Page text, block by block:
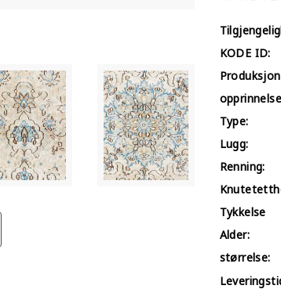
KODE ID:
Type:
Lugg:
Renning:
Tykkelse
Alder:
størrelse: